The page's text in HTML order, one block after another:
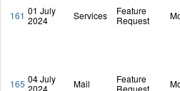
161 01 July
2024
Services
Feature
Request
165 04 July
2024
Mail
Feature
Request